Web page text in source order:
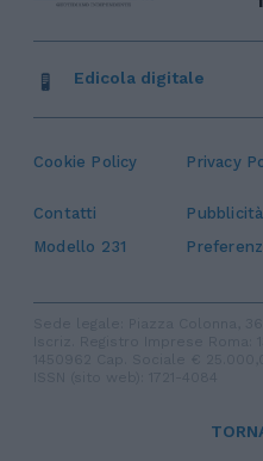
Cookie Policy Privacy
Contatti Pubblicità
Modello 231
Edicola digitale